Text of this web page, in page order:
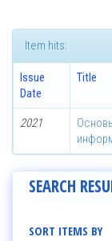
Item hits:
Issue
Date
Title
2021
SEARCH
SORT ITEMS BY